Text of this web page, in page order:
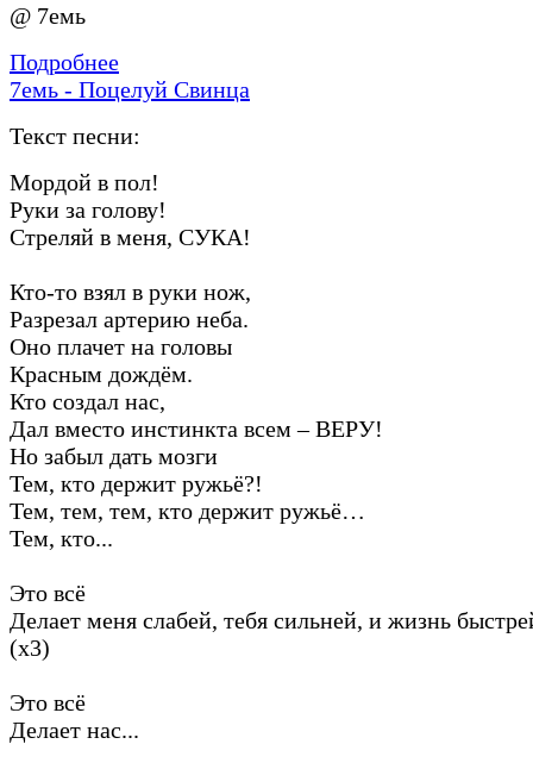
@ 7емь
Подробнее
7емь - Поцелуй Свинца
Текст песни:
Мордой в пол!
Руки за голову!
Стреляй в меня, СУКА!
Кто-то взял в руки нож,
Разрезал артерию неба.
Оно плачет на головы
Красным дождём.
Кто создал нас,
Дал вместо инстинкта всем – ВЕРУ!
Но забыл дать мозги
Тем, кто держит ружьё?!
Тем, тем, тем, кто держит ружьё…
Тем, кто...
Это всё
Делает меня слабей, тебя сильней, и жизнь
(х3)
Это всё
Делает нас...